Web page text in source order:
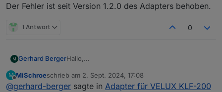
Der Fehler ist seit Version 1.2.0 des Adapters behoben.
1 Antwort 0
Gerhard BergerHallo,
Ich teste diesen seit 2 Tagen, derzeit mit
durchwachsenen Ergebnis bei mir. Folgendes
Habt ihr sonst noch Ideen danke.
M
Offline
MiSchroeschrieb am 2. Sept. 2024, 17:08
zuletzt editiert von
@gerhard-berger sagte in Adapter für VELUX KLF-200